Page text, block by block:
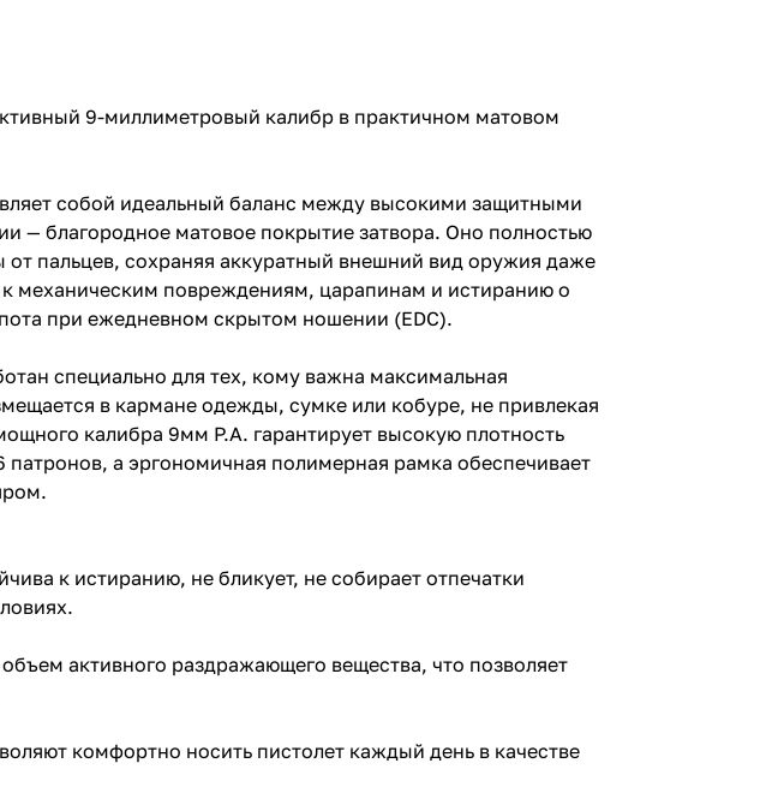
9-миллиметровый калибр в практичном матовом
собой идеальный баланс между высокими защитными
— благородное матовое покрытие затвора. Оно полностью
пальцев, сохраняя аккуратный внешний вид оружия даже
механическим повреждениям, царапинам и истиранию о
при ежедневном скрытом ношении (EDC).
специально для тех, кому важна максимальная
в кармане одежды, сумке или кобуре, не привлекая
калибра 9мм P.A. гарантирует высокую плотность
а эргономичная полимерная рамка обеспечивает
к истиранию, не бликует, не собирает отпечатки
активного раздражающего вещества, что позволяет
комфортно носить пистолет каждый день в качестве